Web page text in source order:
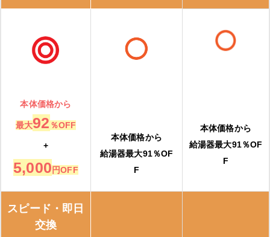
本体価格から
最大92 ％OFF
+
5,000円OFF
本体価格から
給湯器最大91％OF
F
本体価格から
給湯器最大91％OF
F
スピード・即日
交換